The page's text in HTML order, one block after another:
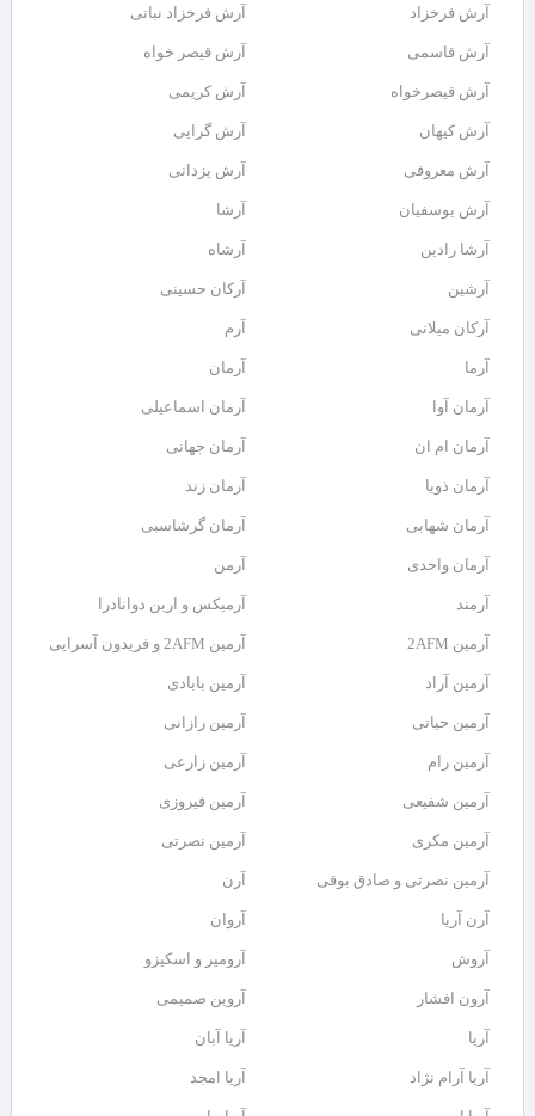
آرش فرخزاد آرش فرخزاد نباتی
آرش قاسمی آرش قیصر خواه
آرش قیصرخواه آرش کریمی
آرش کیهان آرش گرایی
آرش معروفی آرش یزدانی
آرش یوسفیان آرشا
آرشا رادین آرشاه
آرشین آرکان حسینی
آرکان میلانی آرم
آرما آرمان
آرمان آوا آرمان اسماعیلی
آرمان ام ان آرمان جهانی
آرمان ذویا آرمان زند
آرمان شهابی آرمان گرشاسبی
آرمان واحدی آرمن
آرمند آرمیکس و ارین دوانادرا
آرمین 2AFM آرمین 2AFM و فریدون آسرایی
آرمین آراد آرمین بابادی
آرمین حیاتی آرمین رازانی
آرمین رام آرمین زارعی
آرمین شفیعی آرمین فیروزی
آرمین مکری آرمین نصرتی
آرمین نصرتی و صادق بوقی آرن
آرن آریا آروان
آروش آرومیر و اسکیزو
آرون افشار آروین صمیمی
آریا آریا آبان
آریا آرام نژاد آریا امجد